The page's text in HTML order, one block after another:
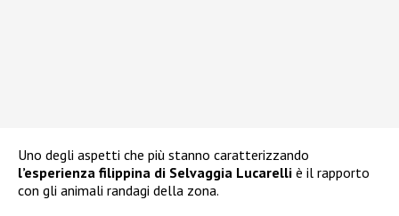
Uno degli aspetti che più stanno caratterizzando
l’esperienza filippina di Selvaggia Lucarelli è il rapporto
con gli animali randagi della zona.